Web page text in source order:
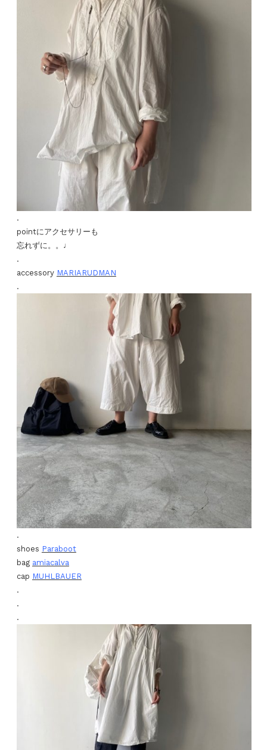
.
pointにアクセサリーも
忘れずに。。♩
.
accessory MARIARUDMAN
.
.
shoes Paraboot
bag amiacalva
cap MUHLBAUER
.
.
.